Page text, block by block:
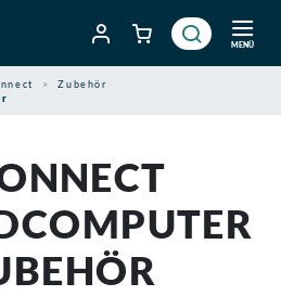
MENÜ
Zubehör